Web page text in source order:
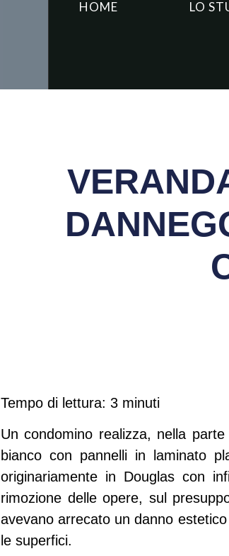
HOME LO
Tempo di lettura: 3 minuti
Un condomino realizza, nella
bianco con pannelli in laminato
originariamente in Douglas con
rimozione delle opere, sul
avevano arrecato un danno
le superfici.